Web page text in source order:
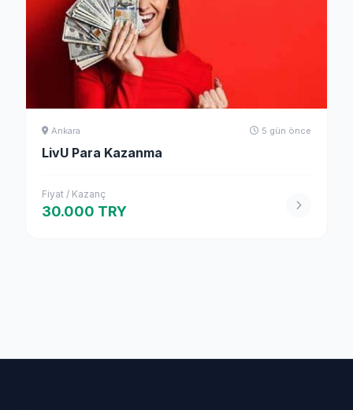
Ankara 5 gün önce
LivU Para Kazanma
Fiyat / Kazanç
30.000 TRY